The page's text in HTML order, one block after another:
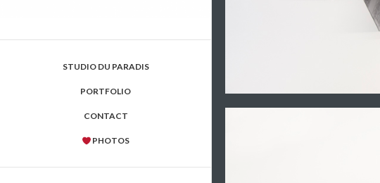
STUDIO DU PARADIS
PORTFOLIO
CONTACT
PHOTOS